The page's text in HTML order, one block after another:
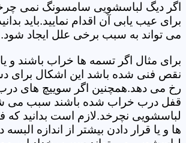
اگر دیگ لباسشویی سامسونگ نمی
برای عیب یابی آن اقدام نمایید.باید
می تواند به سبب برخی علل ایجاد شود.
برای مثال اگر تسمه ها خراب باشند و یا
نقص فنی شده باشد این اشکال برای
رخ می دهد.همچنین اگر سوییچ های
قفل درب خراب شده باشند سبب می
لباسشویی نچرخد.لازم است بدانید
ها و یا قرار دادن بیشتر از اندازه